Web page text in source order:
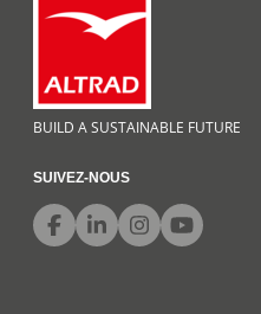
BUILD A SUSTAINABLE FUTURE
SUIVEZ-NOUS